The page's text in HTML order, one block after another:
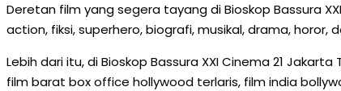
Deretan film yang segera tayang di Bioskop Bassura
action, fiksi, superhero, biografi, musikal, drama, horor,
Lebih dari itu, di Bioskop Bassura XXI Cinema 21
film barat box office hollywood terlaris, film india